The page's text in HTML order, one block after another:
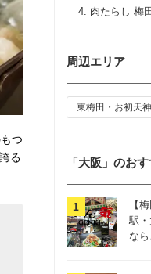
肉たらし 梅田
つ
る
周辺エリア
東梅田・お初天
「大阪」のお
【
駅
な